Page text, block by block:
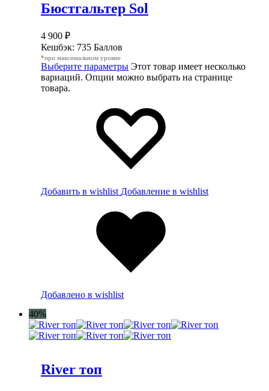
Бюстгальтер Sol
4 900 ₽
Кешбэк: 735 Баллов
*при максимальном уровне
Выберите параметры Этот товар имеет несколько
вариаций. Опции можно выбрать на странице
товара.
Добавить в wishlist Добавление в wishlist
Добавлено в wishlist
40%
River топ